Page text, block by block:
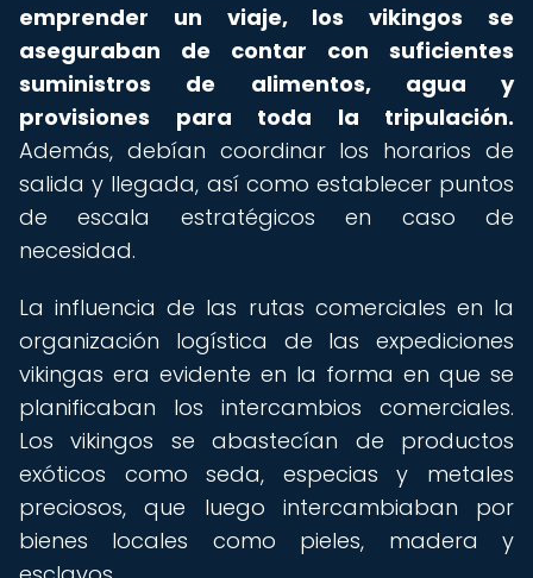
emprender un viaje, los vikingos se
aseguraban de contar con suficientes
suministros de alimentos, agua y
provisiones para toda la tripulación.
Además, debían coordinar los horarios de
salida y llegada, así como establecer puntos
de escala estratégicos en caso de
necesidad.
La influencia de las rutas comerciales en la
organización logística de las expediciones
vikingas era evidente en la forma en que se
planificaban los intercambios comerciales.
Los vikingos se abastecían de productos
exóticos como seda, especias y metales
preciosos, que luego intercambiaban por
bienes locales como pieles, madera y